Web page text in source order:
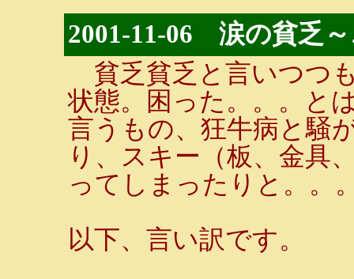
2001-11-06 涙の貧乏～
貧乏貧乏と言いつつ
状態。困った。。。と
言うもの、狂牛病と騒
り、スキー（板、金具
ってしまったりと。。
以下、言い訳です。